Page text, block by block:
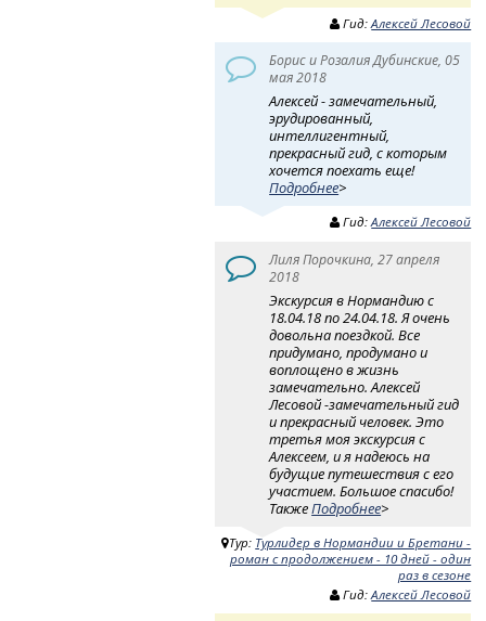
Гид:Алексей Лесовой
Борис и Розалия Дубинские, 05
мая 2018
Алексей - замечательный,
эрудированный,
интеллигентный,
прекрасный гид, с которым
хочется поехать еще!
Подробнее>
Гид:Алексей Лесовой
Лиля Порочкина, 27 апреля
2018
Экскурсия в Нормандию с
18.04.18 по 24.04.18. Я очень
довольна поездкой. Все
придумано, продумано и
воплощено в жизнь
замечательно. Алексей
Лесовой -замечательный гид
и прекрасный человек. Это
третья моя экскурсия с
Алексеем, и я надеюсь на
будущие путешествия с его
участием. Большое спасибо!
ТакжеПодробнее>
Тур: Турлидер в Нормандии и Бретани -
роман с продолжением - 10 дней - один
раз в сезоне
Гид:Алексей Лесовой